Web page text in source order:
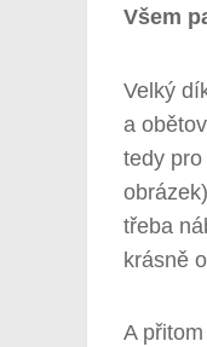
Všem
Velký
a
tedy
třeba
krásně
A